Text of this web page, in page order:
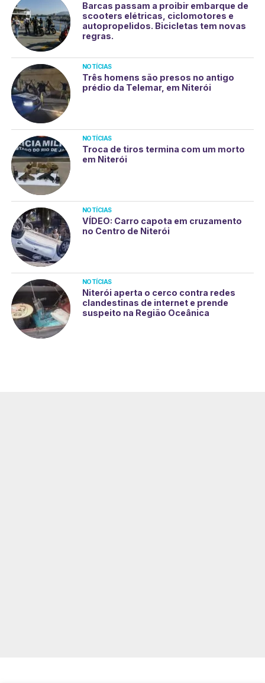
Barcas passam a proibir embarque de
scooters elétricas, ciclomotores e
autopropelidos. Bicicletas tem novas
regras.
NOTÍCIAS
Três homens são presos no antigo
prédio da Telemar, em Niterói
NOTÍCIAS
Troca de tiros termina com um morto
em Niterói
NOTÍCIAS
VÍDEO: Carro capota em cruzamento
no Centro de Niterói
NOTÍCIAS
Niterói aperta o cerco contra redes
clandestinas de internet e prende
suspeito na Região Oceânica